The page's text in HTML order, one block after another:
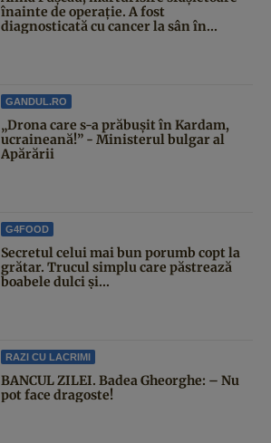
înainte de operație. A fost
diagnosticată cu cancer la sân în...
GANDUL.RO
„Drona care s-a prăbușit în Kardam,
ucraineană!” - Ministerul bulgar al
Apărării
G4FOOD
Secretul celui mai bun porumb copt la
grătar. Trucul simplu care păstrează
boabele dulci și...
RAZI CU LACRIMI
BANCUL ZILEI. Badea Gheorghe: – Nu
pot face dragoste!